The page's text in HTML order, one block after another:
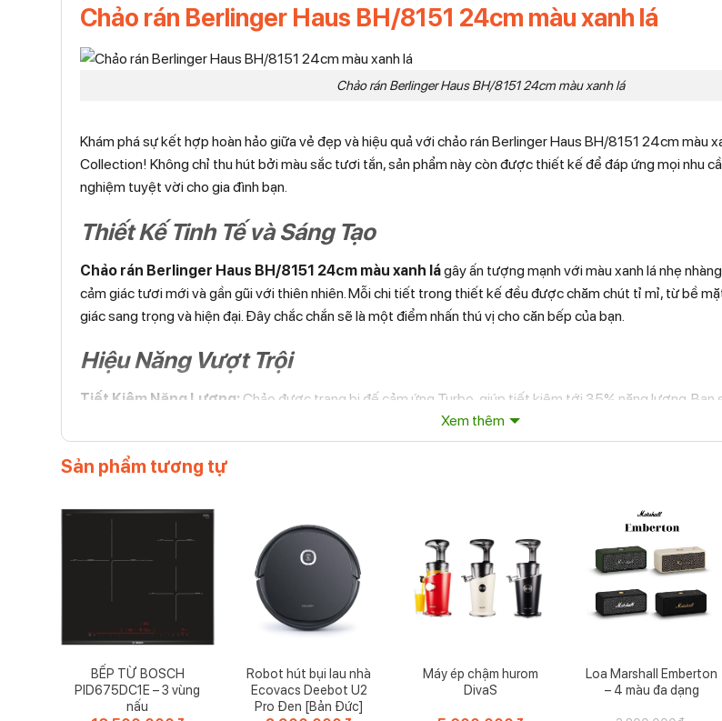
Chảo rán Berlinger Haus BH/8151 24cm màu xanh lá
Chảo rán Berlinger Haus BH/8151 24cm màu xanh lá
Khám phá sự kết hợp hoàn hảo giữa vẻ đẹp và hiệu quả với chảo rán Berlinger Haus BH/8151 24cm màu
Collection! Không chỉ thu hút bởi màu sắc tươi tắn, sản phẩm này còn được thiết kế để đáp ứng mọi nhu
nghiệm tuyệt vời cho gia đình bạn.
Thiết Kế Tinh Tế và Sáng Tạo
Chảo rán Berlinger Haus BH/8151 24cm màu xanh lágây ấn tượng mạnh với màu xanh lá nhẹ
cảm giác tươi mới và gần gũi với thiên nhiên. Mỗi chi tiết trong thiết kế đều được chăm chút tỉ mỉ, từ bề
giác sang trọng và hiện đại. Đây chắc chắn sẽ là một điểm nhấn thú vị cho căn bếp của bạn.
Hiệu Năng Vượt Trội
Tiết Kiệm Năng Lượng: Chảo được trang bị đế cảm ứng Turbo, giúp tiết kiệm tới 35% năng lượng. Bạn
chóng mà còn giảm thiểu chi phí điện hàng tháng, rất lý tưởng cho gia đình bận rộn.
Chống Trầy Xước và Bong Tróc:
Kích Thước Đa Dạng:
Chảo BH/8151 có kích thước 24cm, lý tưởng cho nhiều món ăn từ chiên xào đến
bạn cần không gian nấu nướng lớn hơn, có thể lựa chọn kích thước 28cm.
Xem thêm
Sản phẩm tương tự
BẾP TỪ BOSCH
PID675DC1E – 3 vùng
nấu
Robot hút bụi lau nhà
Ecovacs Deebot U2
Pro Đen [Bản Đức]
Máy ép chậm hurom
DivaS
Loa Marshall Emberton
– 4 màu đa dạng